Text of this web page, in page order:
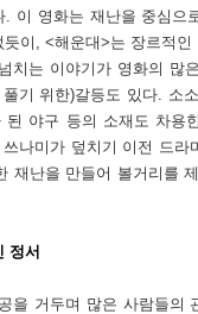
이 영화는 재난을 중심으
이, <해운대>는 장르적
치는 이야기가 영화의 많
기 위한)갈등도 있다. 소
야구 등의 소재도 차용
나미가 덮치기 이전 드라
재난을 만들어 볼거리를
정서
을 거두며 많은 사람들의